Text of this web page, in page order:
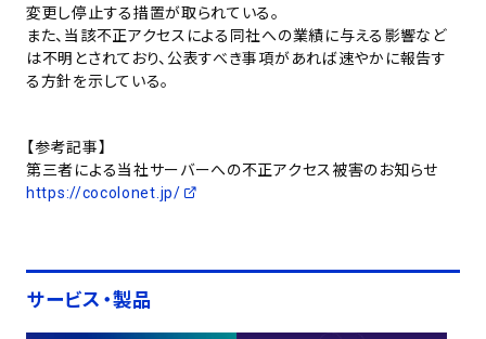
変更し停止する措置が取られている。
また、当該不正アクセスによる同社への業績に与える影響など
は不明とされており、公表すべき事項があれば速やかに報告す
る方針を示している。
【参考記事】
第三者による当社サーバーへの不正アクセス被害のお知らせ
https://cocolonet.jp/
サービス・製品